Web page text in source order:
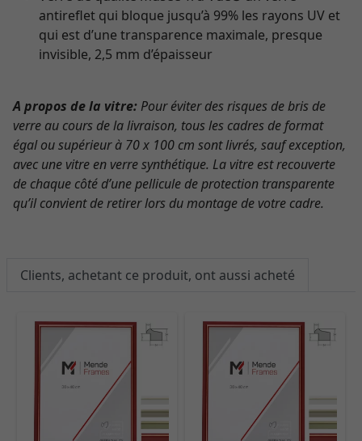
antireflet qui bloque jusqu’à 99% les rayons UV et
qui est d’une transparence maximale, presque
invisible, 2,5 mm d’épaisseur
A propos de la vitre: Pour éviter des risques de bris de
verre au cours de la livraison, tous les cadres de format
égal ou supérieur à 70 x 100 cm sont livrés, sauf exception,
avec une vitre en verre synthétique. La vitre est recouverte
de chaque côté d’une pellicule de protection transparente
qu’il convient de retirer lors du montage de votre cadre.
Clients, achetant ce produit, ont aussi acheté